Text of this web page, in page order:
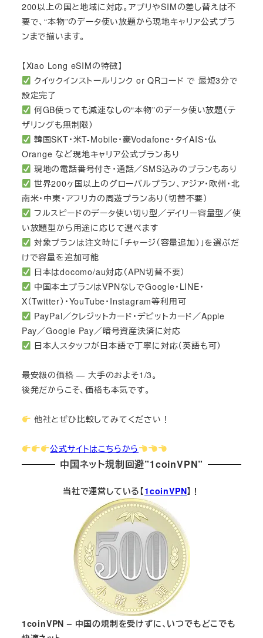
200以上の国と地域に対応。アプリやSIMの差し替えは不
要で、“本物”のデータ使い放題から現地キャリア公式プラ
ンまで揃います。
【Xiao Long eSIMの特徴】
クイックインストールリンク or QRコード で 最短3分で
設定完了
何GB使っても減速なしの“本物”のデータ使い放題（テ
ザリングも無制限）
韓国SKT・米T-Mobile・豪Vodafone・タイAIS・仏
Orange など現地キャリア公式プランあり
現地の電話番号付き・通話／SMS込みのプランもあり
世界200ヶ国以上のグローバルプラン、アジア・欧州・北
南米・中東・アフリカの周遊プランあり（切替不要）
フルスピードのデータ使い切り型／デイリー容量型／使
い放題型から用途に応じて選べます
対象プランは注文時に「チャージ（容量追加）」を選ぶだ
けで容量を追加可能
日本はdocomo/au対応（APN切替不要）
中国本土プランはVPNなしでGoogle・LINE・
X（Twitter）・YouTube・Instagram等利用可
PayPal／クレジットカード・デビットカード／Apple
Pay／Google Pay／暗号資産決済に対応
日本人スタッフが日本語で丁寧に対応（英語も可）
最安級の価格 — 大手のおよそ1/3。
後発だからこそ、価格も本気です。
他社とぜひ比較してみてください！
公式サイトはこちらから
中国ネット規制回避”1coinVPN”
当社で運営している【1coinVPN】！
1coinVPN – 中国の規制を受けずに、いつでもどこでも